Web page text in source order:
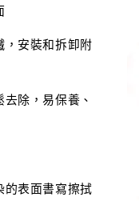
安裝和拆卸附
除，易保養、
表面書寫擦拭